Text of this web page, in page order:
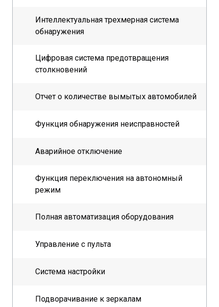
Интеллектуальная трехмерная система
обнаружения
Цифровая система предотвращения
столкновений
Отчет о количестве вымытых автомобилей
Функция обнаружения неисправностей
Аварийное отключение
Функция переключения на автономный
режим
Полная автоматизация оборудования
Управление с пульта
Система настройки
Подворачивание к зеркалам